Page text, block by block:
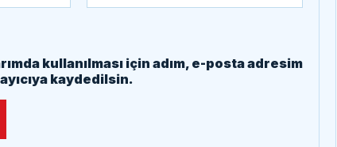
kullanılması için adım, e-posta adresim
kaydedilsin.